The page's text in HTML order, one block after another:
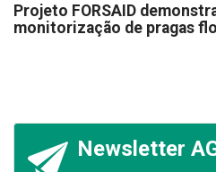
Projeto FORSAID
monitorização de pragas
Newsletter